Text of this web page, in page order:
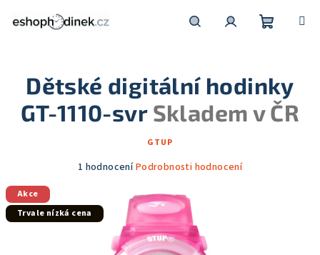
košík
Dětské digitální hodinky
GT-1110-svr Skladem v ČR
GTUP
Průměrné
je
5,0
1 hodnoceníPodrobnosti hodnocení
Akce
Trvale nízká cena